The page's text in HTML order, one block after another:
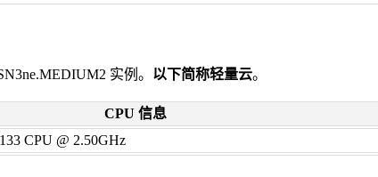
实例。 以下简称轻量云。
CPU 信息
CPU @ 2.50GHz